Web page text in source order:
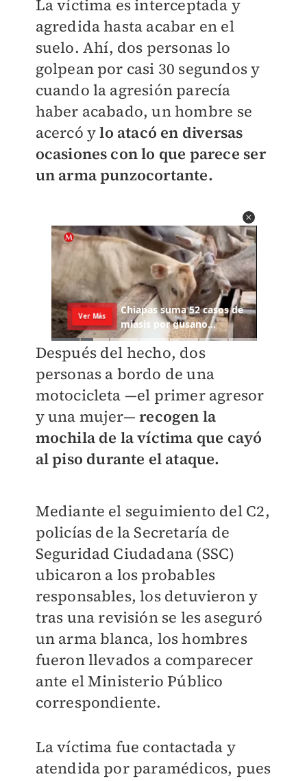
La víctima es interceptada y
agredida hasta acabar en el
suelo. Ahí, dos personas lo
golpean por casi 30 segundos y
cuando la agresión parecía
haber acabado, un hombre se
acercó ylo atacó en diversas
ocasiones con lo que parece ser
un arma punzocortante.
Después del hecho, dos
personas a bordo de una
motocicleta —el primer agresor
y una mujer—recogen la
mochila de la víctima que cayó
al piso durante el ataque.
Mediante el seguimiento del C2,
policías de la Secretaría de
Seguridad Ciudadana (SSC)
ubicaron a los probables
responsables, los detuvieron y
tras una revisión se les aseguró
un arma blanca, los hombres
fueron llevados a comparecer
ante el Ministerio Público
correspondiente.
La víctima fue contactada y
atendida por paramédicos, pues